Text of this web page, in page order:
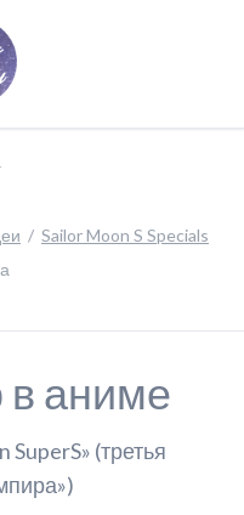
Sailor Moon S Specials
аниме
SuperS» (третья